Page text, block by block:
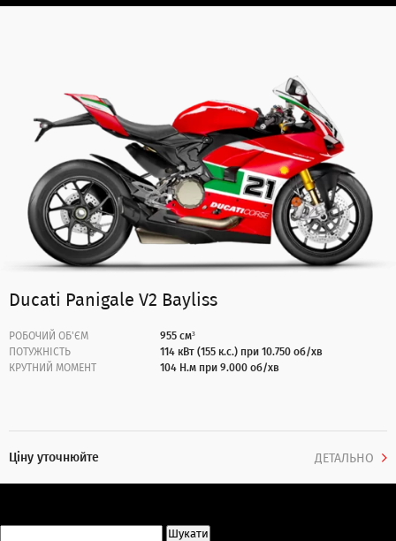
Ducati Panigale V2 Bayliss
РОБОЧИЙ ОБ'ЄМ
955 см³
ПОТУЖНІСТЬ
114 кВт (155 к.с.) при 10.750 об/хв
КРУТНИЙ МОМЕНТ
104 Н.м при 9.000 об/хв
Ціну уточнюйте ДЕТАЛЬНО
Пошук: